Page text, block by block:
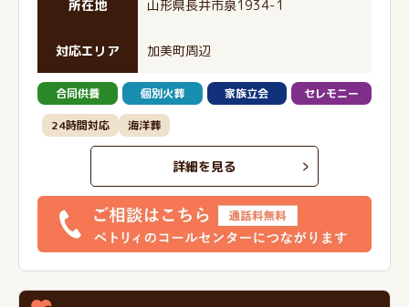
所在地 山形県長井市泉1934-1
対応エリア 加美町周辺
合同供養 個別火葬 家族立会 セレモニー
24時間対応 海洋葬
詳細を見る